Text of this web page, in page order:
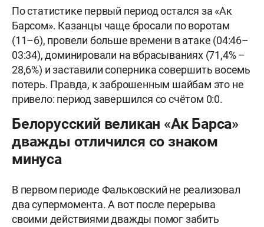
По статистике первый период остался за «Ак
Барсом». Казанцы чаще бросали по воротам
(11–6), провели больше времени в атаке (04:46–
03:34), доминировали на вбрасываниях (71,4% –
28,6%) и заставили соперника совершить восемь
потерь. Правда, к заброшенным шайбам это не
привело: период завершился со счётом 0:0.
Белорусский великан «Ак Барса»
дважды отличился со знаком
минуса
В первом периоде Фальковский не реализовал
два супермомента. А вот после перерыва
своими действиями дважды помог забить